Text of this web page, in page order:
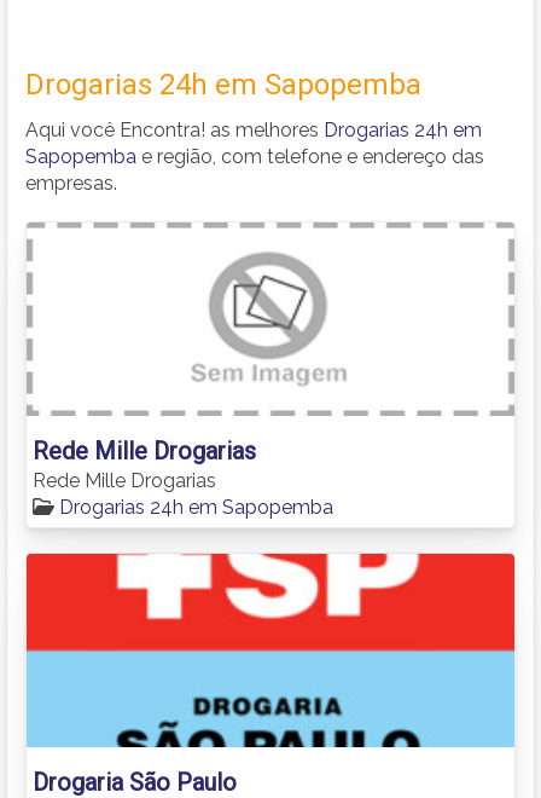
Drogarias 24h em Sapopemba
Aqui você Encontra! as melhores Drogarias 24h em
Sapopemba e região, com telefone e endereço das
empresas.
Rede Mille Drogarias
Rede Mille Drogarias
Drogarias 24h em Sapopemba
Drogaria São Paulo